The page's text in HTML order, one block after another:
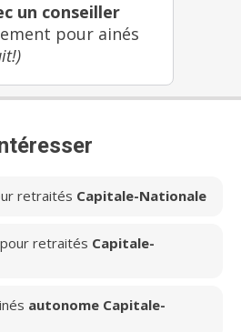
un conseiller
pour ainés
retraités Capitale-Nationale
retraités Capitale-
autonome Capitale-